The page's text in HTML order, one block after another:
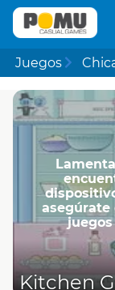
Juegos
asegúrate